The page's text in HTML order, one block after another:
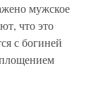
мужское
что это
с богиней